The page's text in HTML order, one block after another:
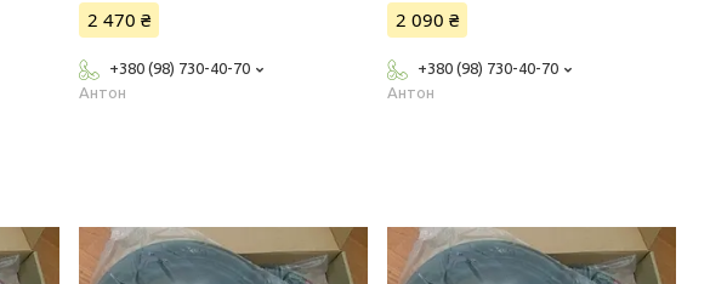
2 470 ₴
+380 (98) 730-40-70
Антон
2 090 ₴
+380 (98) 730-40-70
Антон